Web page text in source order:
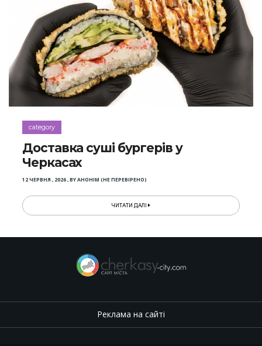
category
Доставка суші бургерів у
Черкасах
12 ЧЕРВНЯ , 2026,BYАНОНІМ (НЕ ПЕРЕВІРЕНО)
ЧИТАТИ ДАЛІ
Реклама на сайті